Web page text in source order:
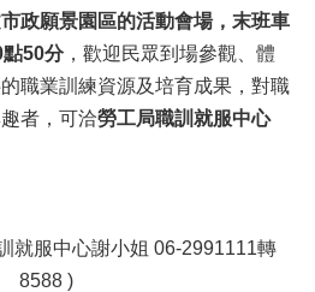
政願景園區的活動會場，末班車
50分，歡迎民眾到場參觀、體
職業訓練資源及培育成果，對職
者，可洽勞工局職訓就服中心
就服中心謝小姐 06-2991111轉
8588 )